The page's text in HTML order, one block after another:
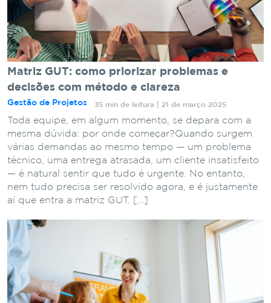
Matriz GUT: como priorizar problemas e
decisões com método e clareza
Gestão de Projetos 35 min de leitura | 21 de março 2025
Toda equipe, em algum momento, se depara com a
mesma dúvida: por onde começar?Quando surgem
várias demandas ao mesmo tempo — um problema
técnico, uma entrega atrasada, um cliente insatisfeito
— é natural sentir que tudo é urgente. No entanto,
nem tudo precisa ser resolvido agora, e é justamente
aí que entra a matriz GUT. […]